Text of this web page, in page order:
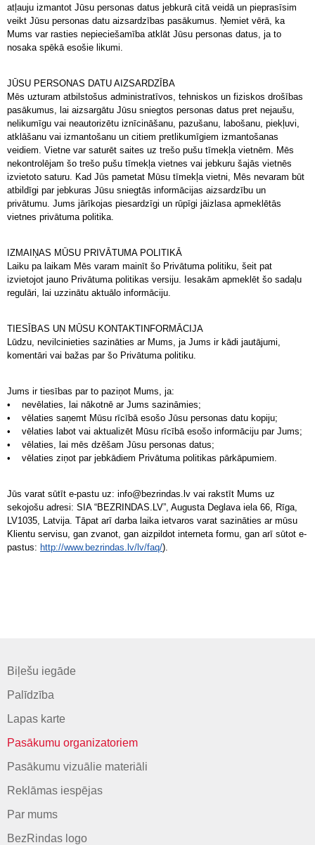
atļauju izmantot Jūsu personas datus jebkurā citā veidā un pieprasīsim
veikt Jūsu personas datu aizsardzības pasākumus. Ņemiet vērā, ka
Mums var rasties nepieciešamība atklāt Jūsu personas datus, ja to
nosaka spēkā esošie likumi.
JŪSU PERSONAS DATU AIZSARDZĪBA
Mēs uzturam atbilstošus administratīvos, tehniskos un fiziskos drošības
pasākumus, lai aizsargātu Jūsu sniegtos personas datus pret nejaušu,
nelikumīgu vai neautorizētu iznīcināšanu, pazušanu, labošanu, piekļuvi,
atklāšanu vai izmantošanu un citiem pretlikumīgiem izmantošanas
veidiem. Vietne var saturēt saites uz trešo pušu tīmekļa vietnēm. Mēs
nekontrolējam šo trešo pušu tīmekļa vietnes vai jebkuru šajās vietnēs
izvietoto saturu. Kad Jūs pametat Mūsu tīmekļa vietni, Mēs nevaram būt
atbildīgi par jebkuras Jūsu sniegtās informācijas aizsardzību un
privātumu. Jums jārīkojas piesardzīgi un rūpīgi jāizlasa apmeklētās
vietnes privātuma politika.
IZMAIŅAS MŪSU PRIVĀTUMA POLITIKĀ
Laiku pa laikam Mēs varam mainīt šo Privātuma politiku, šeit pat
izvietojot jauno Privātuma politikas versiju. Iesakām apmeklēt šo sadaļu
regulāri, lai uzzinātu aktuālo informāciju.
TIESĪBAS UN MŪSU KONTAKTINFORMĀCIJA
Lūdzu, nevilcinieties sazināties ar Mums, ja Jums ir kādi jautājumi,
komentāri vai bažas par šo Privātuma politiku.
Jums ir tiesības par to paziņot Mums, ja:
• nevēlaties, lai nākotnē ar Jums sazināmies;
• vēlaties saņemt Mūsu rīcībā esošo Jūsu personas datu kopiju;
• vēlaties labot vai aktualizēt Mūsu rīcībā esošo informāciju par Jums;
• vēlaties, lai mēs dzēšam Jūsu personas datus;
• vēlaties ziņot par jebkādiem Privātuma politikas pārkāpumiem.
Jūs varat sūtīt e-pastu uz: info@bezrindas.lv vai rakstīt Mums uz
sekojošu adresi: SIA “BEZRINDAS.LV”, Augusta Deglava iela 66, Rīga,
LV1035, Latvija. Tāpat arī darba laika ietvaros varat sazināties ar mūsu
Klientu servisu, gan zvanot, gan aizpildot interneta formu, gan arī sūtot e-
pastus: http://www.bezrindas.lv/lv/faq/).
Biļešu iegāde
Palīdzība
Lapas karte
Pasākumu organizatoriem
Pasākumu vizuālie materiāli
Reklāmas iespējas
Par mums
BezRindas logo